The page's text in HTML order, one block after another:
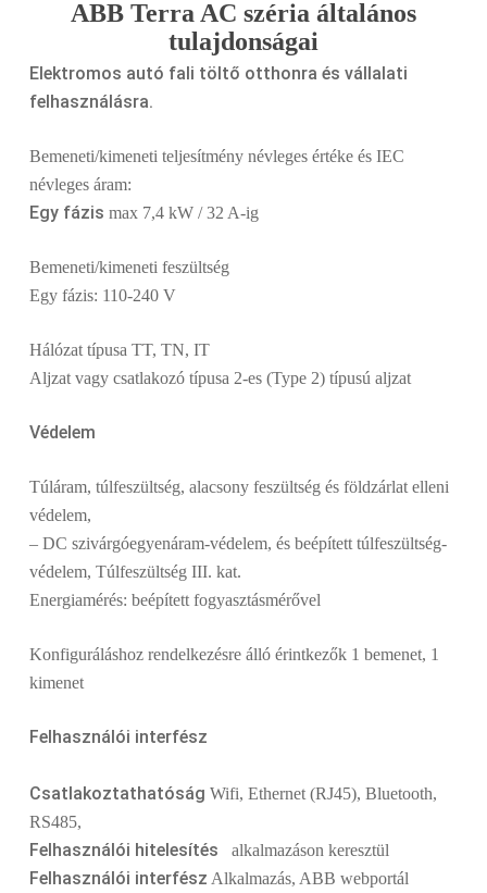
ABB Terra AC széria általános
tulajdonságai
Elektromos autó fali töltő otthonra és vállalati
felhasználásra.
Bemeneti/kimeneti teljesítmény névleges értéke és IEC
névleges áram:
Egy fázis max 7,4 kW / 32 A-ig
Bemeneti/kimeneti feszültség
Egy fázis: 110-240 V
Hálózat típusa TT, TN, IT
Aljzat vagy csatlakozó típusa 2-es (Type 2) típusú aljzat
Védelem
Túláram, túlfeszültség, alacsony feszültség és földzárlat elleni
védelem,
– DC szivárgóegyenáram-védelem, és beépített túlfeszültség-
védelem, Túlfeszültség III. kat.
Energiamérés: beépített fogyasztásmérővel
Konfiguráláshoz rendelkezésre álló érintkezők 1 bemenet, 1
kimenet
Felhasználói interfész
Csatlakoztathatóság Wifi, Ethernet (RJ45), Bluetooth,
RS485,
Felhasználói hitelesítés alkalmazáson keresztül
Felhasználói interfész Alkalmazás, ABB webportál